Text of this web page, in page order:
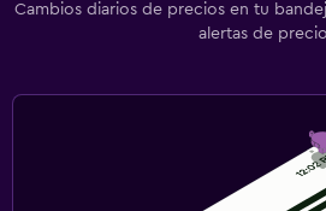
Cambios diarios de precios en tu
alertas de